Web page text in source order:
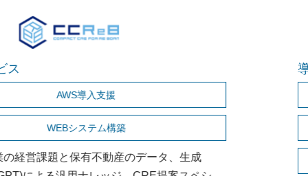
AWS運用代行